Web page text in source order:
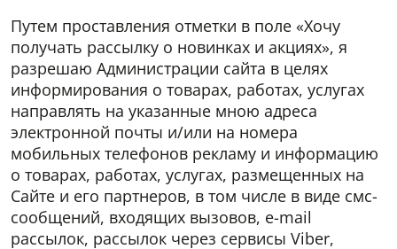
Путем проставления отметки в поле «Хочу
получать рассылку о новинках и акциях», я
разрешаю Администрации сайта в целях
информирования о товарах, работах, услугах
направлять на указанные мною адреса
электронной почты и/или на номера
мобильных телефонов рекламу и информацию
о товарах, работах, услугах, размещенных на
Сайте и его партнеров, в том числе в виде смс-
сообщений, входящих вызовов, e-mail
рассылок, рассылок через сервисы Viber,